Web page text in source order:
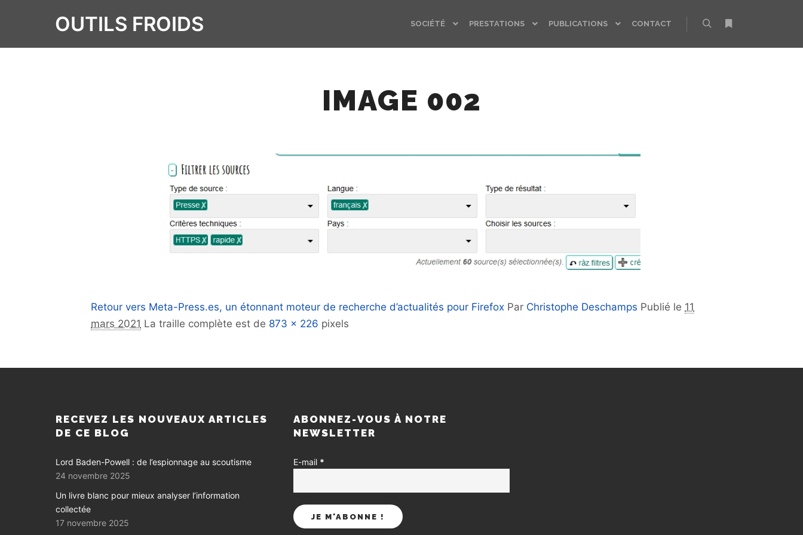
OUTILS FROIDS SOCIÉTÉ PRESTATIONS PUBLICATIONS
CONTACT
IMAGE 002
Retour vers Meta-Press.es, un étonnant moteur de recherche d’actualités pour Firefox Par Christophe Deschamps Publié le 11
mars 2021 La traille complète est de 873 × 226 pixels
RECEVEZ LES NOUVEAUX ARTICLES
DE CE BLOG
Lord Baden-Powell : de l’espionnage au scoutisme
24 novembre 2025
Un livre blanc pour mieux analyser l’information
collectée
17 novembre 2025
ABONNEZ-VOUS À NOTRE
NEWSLETTER
E-mail *